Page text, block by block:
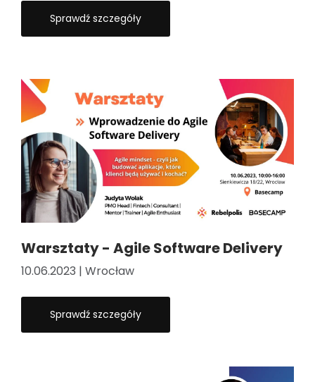
Sprawdź szczegóły
Warsztaty - Agile Software Delivery
10.06.2023 | Wrocław
Sprawdź szczegóły